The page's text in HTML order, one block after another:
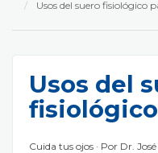
Usos del suero fisiológico
Usos del
Cuida tus ojos Por Dr.